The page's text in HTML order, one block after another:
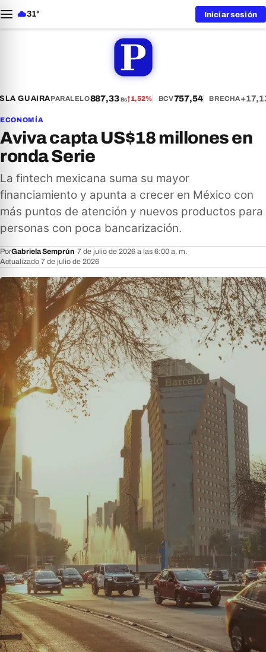
31° Iniciar sesión
GUAIRAPARALELO887,33Bs↑1,52% BCV757,54 BRECHA
ECONOMÍA
Aviva capta US$18 millones en
ronda Serie
La fintech mexicana suma su mayor
financiamiento y apunta a crecer en México con
más puntos de atención y nuevos productos para
personas con poca bancarización.
PorGabriela Semprún 7 de julio de 2026 a las 6:00 a. m.
Actualizado 7 de julio de 2026